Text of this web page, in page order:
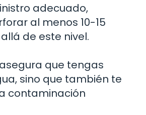
adecuado,
al menos 10-15
de este nivel.
que tengas
sino que también te
contaminación